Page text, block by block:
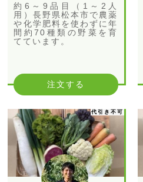
約6～9品目（1～2人
用）長野県松本市で農薬
や化学肥料を使わずに年
間約70種類の野菜を育
てています。
注文する
代引き不可